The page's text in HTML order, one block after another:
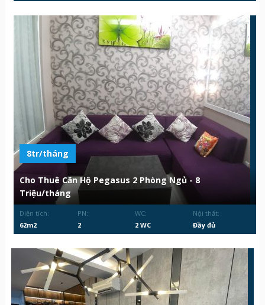
8tr/tháng
Cho Thuê Căn Hộ Pegasus 2 Phòng Ngủ - 8
Triệu/tháng
Diện tích:
62m2
PN:
2
WC:
2 WC
Nội thất:
Đầy đủ